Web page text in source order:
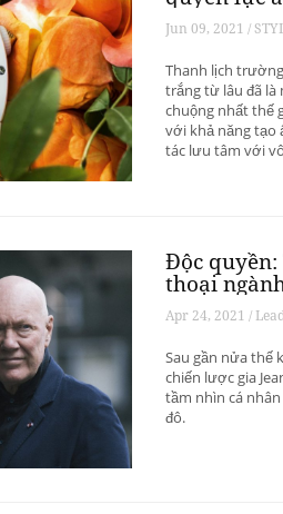
hữu
Jun 09, 2021 /
Thanh lịch
trắng từ lâu đã
chuộng nhất thế
với khả năng tạo
tác lưu tâm với
Độc
thoại
Biver
Apr 24, 2021 /
Sau gần nửa thế
chiến lược gia
tầm nhìn cá nhân
đô.